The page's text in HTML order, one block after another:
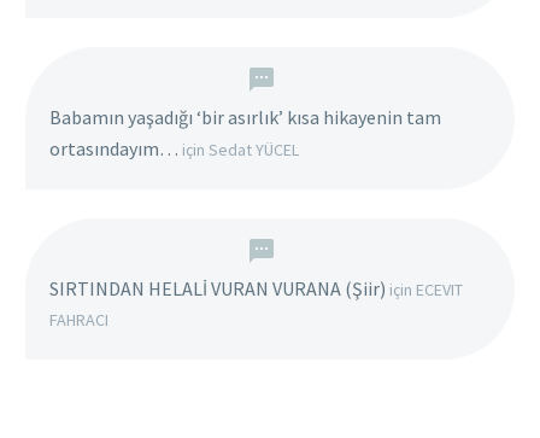
Babamın yaşadığı ‘bir asırlık’ kısa hikayenin tam
ortasındayım… için Sedat YÜCEL
SIRTINDAN HELALİ VURAN VURANA (Şiir) için ECEVIT
FAHRACI